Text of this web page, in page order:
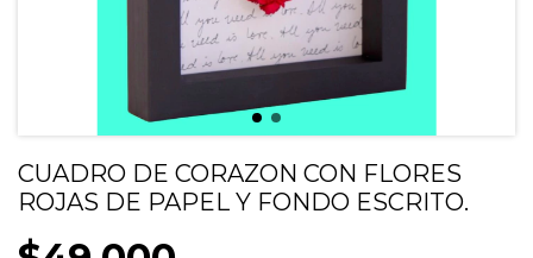
CUADRO DE CORAZON CON FLORES
ROJAS DE PAPEL Y FONDO ESCRITO.